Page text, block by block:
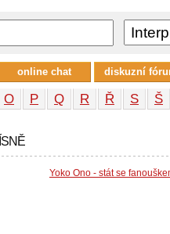
O P Q R Ř S Š
Yoko Ono - stát se
online chat diskuzní